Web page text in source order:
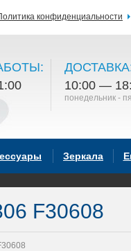
10:00 —
понедельник -
Зеркала
F30608
конфиденциальности